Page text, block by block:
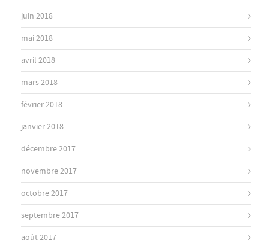
juin 2018
mai 2018
avril 2018
mars 2018
février 2018
janvier 2018
décembre 2017
novembre 2017
octobre 2017
septembre 2017
août 2017